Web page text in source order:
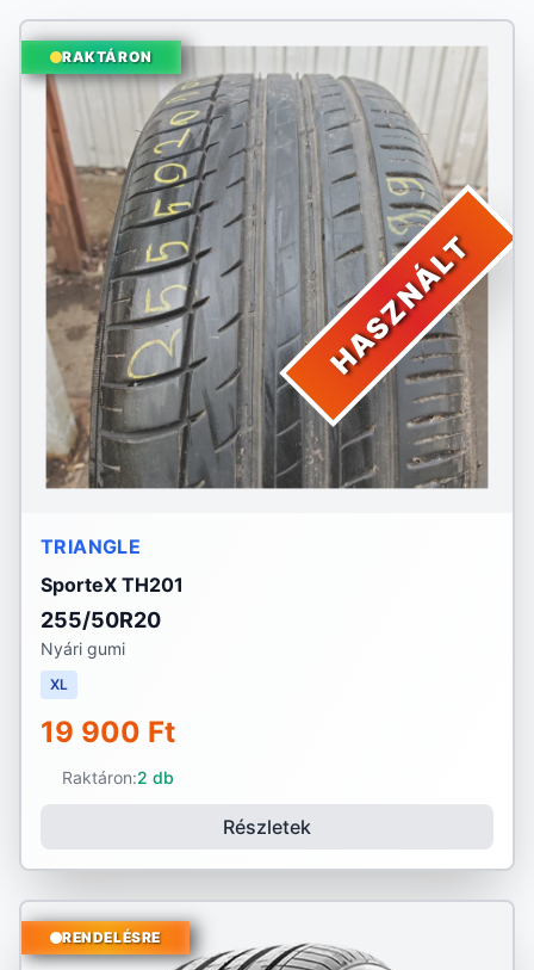
HASZNÁLT
RAKTÁRON
TRIANGLE
SporteX TH201
255/50R20
Nyári gumi
XL
19 900 Ft
Raktáron:2 db
Részletek
RENDELÉSRE